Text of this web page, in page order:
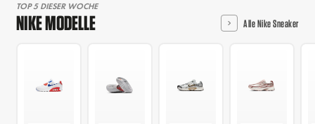
TOP 5 DIESER WOCHE
NIKE MODELLE Alle Nike Sneaker